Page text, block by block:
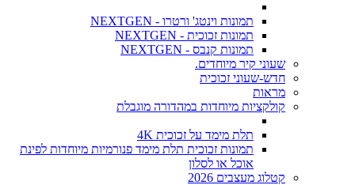
תמונות וינטג' ורטרו - NEXTGEN
תמונות זכוכית - NEXTGEN
תמונות קנבס - NEXTGEN
שעוני קיר מיוחדים.
חדש-שעוני זכוכית
מראות
קולקציות מיוחדות במהדורה מוגבלת
תלת מימד על זכוכית 4K
תמונות זכוכית תלת מימד פנורמיות מיוחדות לפינת
אוכל או לסלון
קטלוג מעצבים 2026